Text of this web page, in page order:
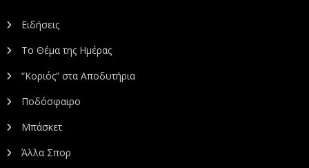
Ειδήσεις
Το Θέμα της Ημέρας
“Κοριός” στα Αποδυτήρια
Ποδόσφαιρο
Μπάσκετ
Άλλα Σπορ